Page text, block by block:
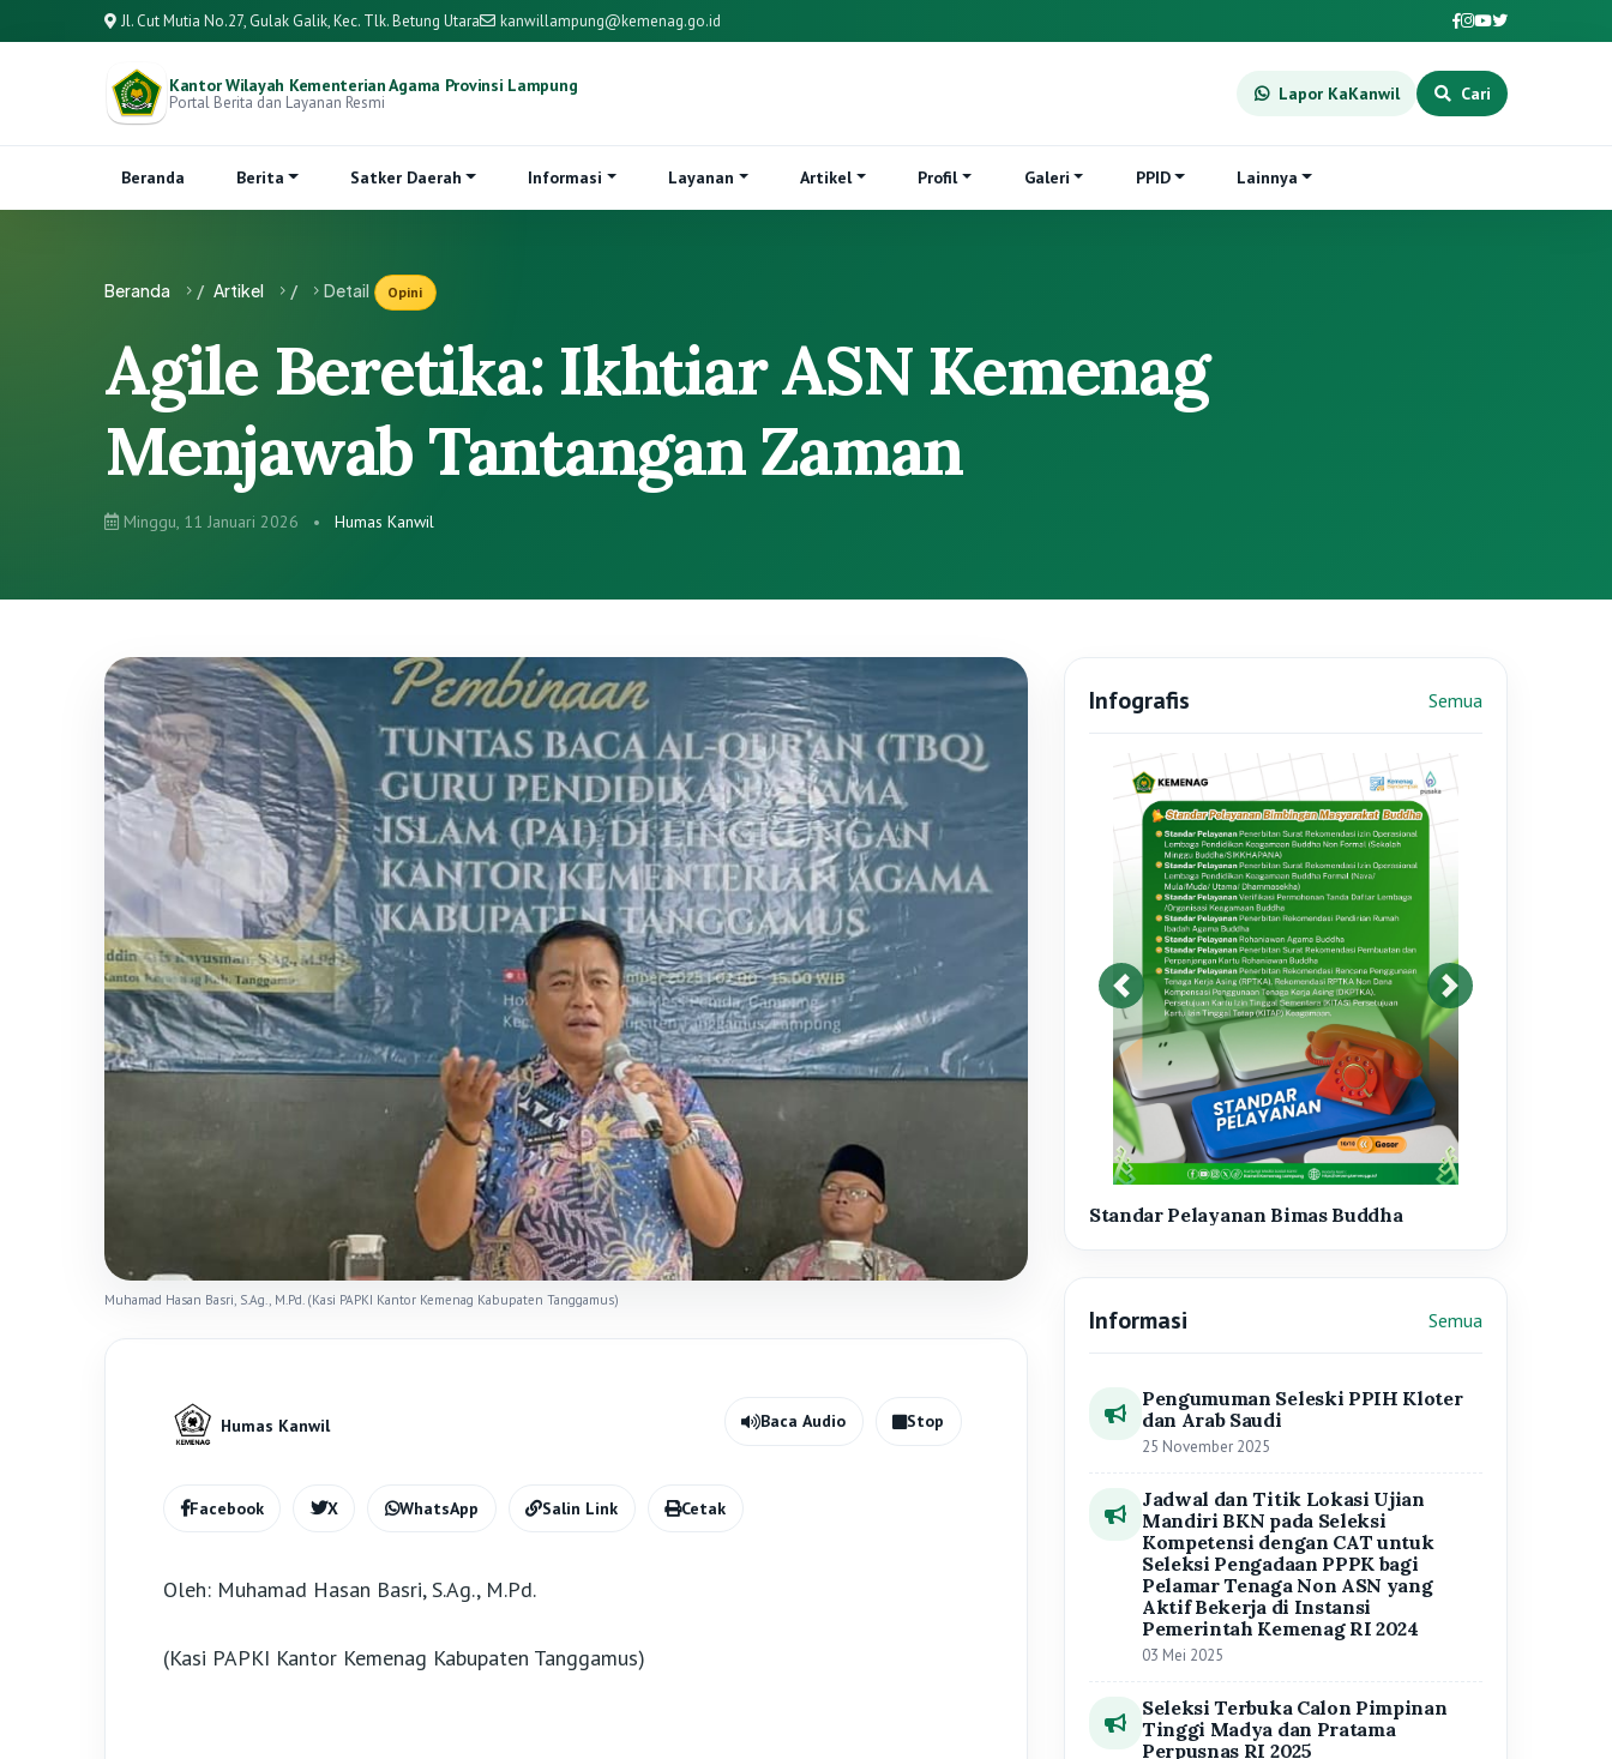
Jl. Cut Mutia No.27, Gulak Galik, Kec. Tlk. Betung Utara kanwillampung@kemenag.go.id
Kantor Wilayah Kementerian Agama Provinsi Lampung
Portal Berita dan Layanan Resmi Lapor KaKanwil Cari
Beranda Berita Satker Daerah Informasi Layanan Artikel Profil Galeri PPID Lainnya
Beranda / Artikel / Detail Opini
Agile Beretika: Ikhtiar ASN Kemenag
Menjawab Tantangan Zaman
Minggu, 11 Januari 2026 • Humas Kanwil
Muhamad Hasan Basri, S.Ag., M.Pd. (Kasi PAPKI Kantor Kemenag Kabupaten Tanggamus)
Humas Kanwil Baca Audio Stop
Facebook X WhatsApp Salin Link Cetak
Oleh: Muhamad Hasan Basri, S.Ag., M.Pd.
(Kasi PAPKI Kantor Kemenag Kabupaten Tanggamus)
Infografis Semua
Standar Pelayanan Bimas Kristen
Infografis sebelumnya Infografis berikutnya
Informasi
Pengumuman Seleski PPIH Kloter
dan Arab Saudi
25 November 2025
Jadwal dan Titik Lokasi Ujian
Mandiri BKN pada Seleksi
Kompetensi dengan CAT untuk
Seleksi Pengadaan PPPK bagi
Pelamar Tenaga Non ASN yang
Pemerintah Kemenag RI 2024
Tinggi Madya dan Pratama
Surat Edaran Sekretaris Jenderal
Kementerian Agama Nomor SE.12
Anggaran Kementerian Agama
Tahun 2025 dan Efektivitas
Pelaksanaan Tugas dan Fungsi
Kementerian Agama
10 Maret 2025
Pengumuman Hasil Seleksi
Administrasi Pasca Sanggah Calon
Tahun Anggaran 2024
04 Maret 2025